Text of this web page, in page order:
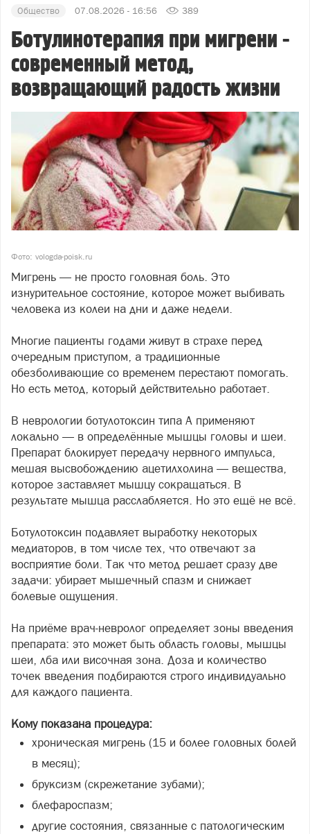
Общество 07.08.2026 - 16:56 389
Ботулинотерапия при мигрени -
современный метод,
возвращающий радость жизни
Фото: vologda-poisk.ru
Мигрень — не просто головная боль. Это
изнурительное состояние, которое может выбивать
человека из колеи на дни и даже недели.
Многие пациенты годами живут в страхе перед
очередным приступом, а традиционные
обезболивающие со временем перестают помогать.
Но есть метод, который действительно работает.
В неврологии ботулотоксин типа А применяют
локально — в определённые мышцы головы и шеи.
Препарат блокирует передачу нервного импульса,
мешая высвобождению ацетилхолина — вещества,
которое заставляет мышцу сокращаться. В
результате мышца расслабляется. Но это ещё не всё.
Ботулотоксин подавляет выработку некоторых
медиаторов, в том числе тех, что отвечают за
восприятие боли. Так что метод решает сразу две
задачи: убирает мышечный спазм и снижает
болевые ощущения.
На приёме врач-невролог определяет зоны введения
препарата: это может быть область головы, мышцы
шеи, лба или височная зона. Доза и количество
точек введения подбираются строго индивидуально
для каждого пациента.
Кому показана процедура:
хроническая мигрень (15 и более головных болей
в месяц);
бруксизм (скрежетание зубами);
блефароспазм;
другие состояния, связанные с патологическим